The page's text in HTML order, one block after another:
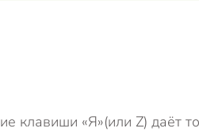
«Я»(или Z) даёт